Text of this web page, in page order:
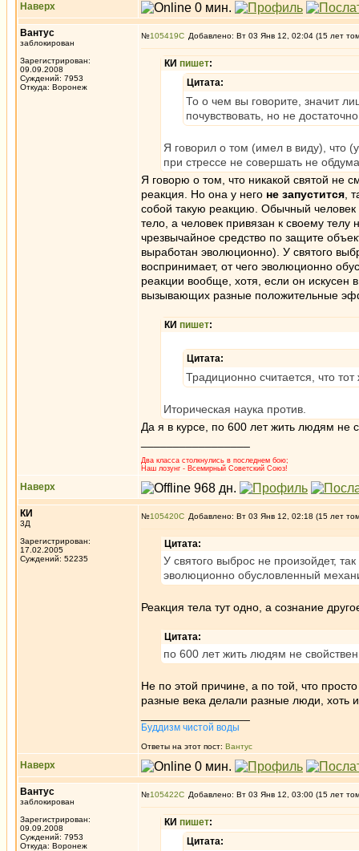
Наверх
Вантус
заблокирован
Зарегистрирован:
09.09.2008
Суждений: 7953
Откуда: Воронеж
№105419 Добавлено: Вт 03 Янв 12, 02:04 (15 лет
КИ пишет:
Цитата:
То о чем вы говорите, значит
почувствовать, но не
Я говорил о том (имел в виду), что
при стрессе не совершать не
Я говорю о том, что никакой святой не
реакция. Но она у него не запустится ,
собой такую реакцию. Обычный человек
тело, а человек привязан к своему телу
чрезвычайное средство по защите
выработан эволюционно). У святого
воспринимает, от чего эволюционно
реакции вообще, хотя, если он искусен
вызывающих разные положительные
КИ пишет:
Цитата:
Традиционно считается, что
Иторическая наука против.
Да я в курсе, по 600 лет жить людям не
Два класса столкнулись в последнем бою;
Наш лозунг - Всемирный Советский Союз!
Наверх
КИ
3Д
Зарегистрирован:
17.02.2005
Суждений: 52235
№105420 Добавлено: Вт 03 Янв 12, 02:18 (15 лет
Цитата:
У святого выброс не произойдет,
эволюционно обусловленный
Реакция тела тут одно, а сознание
Цитата:
по 600 лет жить людям не
Не по этой причине, а по той, что
разные века делали разные люди, хоть
Буддизм чистой воды
Ответы на этот пост: Вантус
Наверх
Вантус
заблокирован
Зарегистрирован:
09.09.2008
Суждений: 7953
Откуда: Воронеж
№105422 Добавлено: Вт 03 Янв 12, 03:00 (15 лет
КИ пишет:
Цитата: